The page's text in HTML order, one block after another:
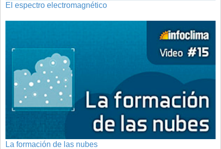
El espectro electromagnético
La formación de las nubes